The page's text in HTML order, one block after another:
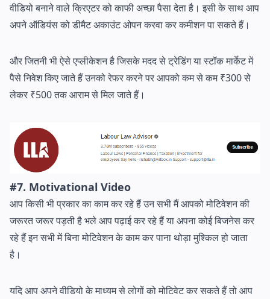
वीडियो बनाने वाले क्रिएटर को काफी अच्छा पैसा देता है। इसी के साथ आप
अपने ऑडियंस को डीमैट अकाउंट ओपन करवा कर कमीशन पा सकते हैं।
और जितनी भी ऐसे एप्लीकेशन है जिसके मदद से ट्रेडिंग या स्टॉक मार्केट में
पैसे निवेश किए जाते हैं उनको रेफर करने पर आपको कम से कम ₹300 से
लेकर ₹500 तक आराम से मिल जाते हैं।
#7. Motivational Video
आप किसी भी प्रकार का काम कर रहे हैं उन सभी मैं आपको मोटिवेशन की
जरूरत जरूर पड़ती है भले आप पढ़ाई कर रहे हैं या अपना कोई बिजनेस कर
रहे हैं इन सभी में बिना मोटिवेशन के काम कर पाना थोड़ा मुश्किल हो जाता
है।
यदि आप अपने वीडियो के माध्यम से लोगों को मोटिवेट कर सकते हैं तो आप